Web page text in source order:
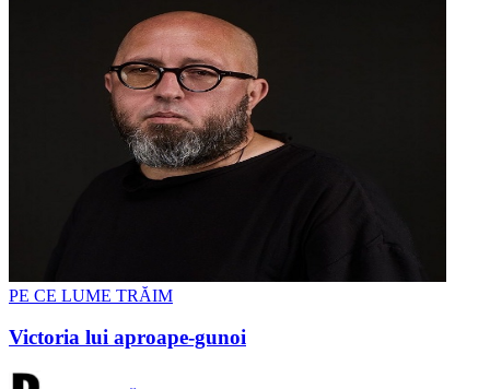
PE CE LUME TRĂIM
Victoria lui aproape-gunoi